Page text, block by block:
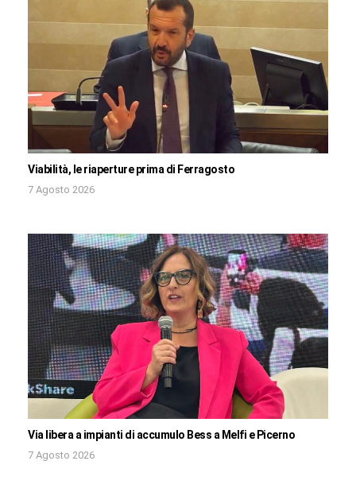
Viabilità, le riaperture prima di Ferragosto
7 Agosto 2026
Via libera a impianti di accumulo Bess a Melfi e Picerno
7 Agosto 2026